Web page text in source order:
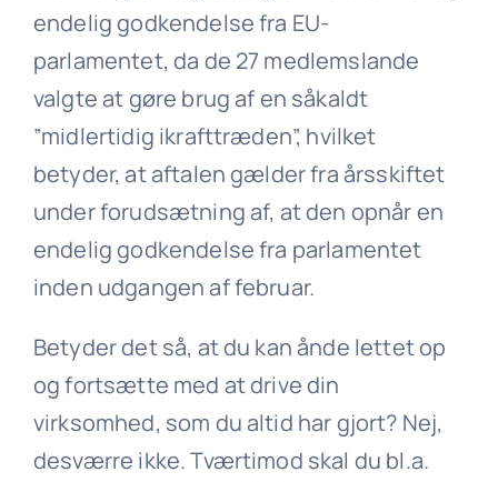
endelig godkendelse fra EU-
parlamentet, da de 27 medlemslande
valgte at gøre brug af en såkaldt
”midlertidig ikrafttræden”, hvilket
betyder, at aftalen gælder fra årsskiftet
under forudsætning af, at den opnår en
endelig godkendelse fra parlamentet
inden udgangen af februar.
Betyder det så, at du kan ånde lettet op
og fortsætte med at drive din
virksomhed, som du altid har gjort? Nej,
desværre ikke. Tværtimod skal du bl.a.